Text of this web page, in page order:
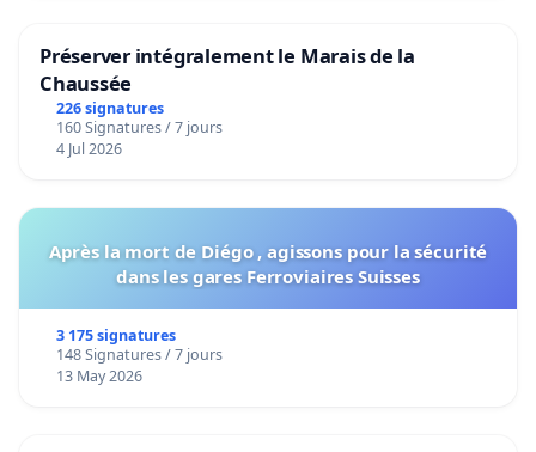
Préserver intégralement le Marais de la
Chaussée
226 signatures
160 Signatures / 7 jours
4 Jul 2026
Après la mort de Diégo , agissons pour la sécurité
dans les gares Ferroviaires Suisses
3 175 signatures
148 Signatures / 7 jours
13 May 2026